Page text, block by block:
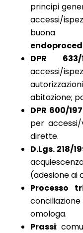
principi
accessi/
buona
DPR
accessi/
abitazione;
DPR 600/
per
dirette.
D.Lgs. 218/
(adesione ai
Processo
omologa.
Prassi: